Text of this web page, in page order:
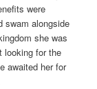
were
swam alongside
she was
looking for the
awaited her for